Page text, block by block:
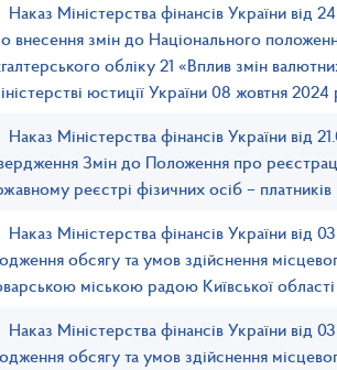
Наказ Міністерства фінансів України
внесення змін до Національного
обліку 21 «Вплив змін
юстиції України 08 жовтня
Наказ Міністерства фінансів України
Змін до Положення про
реєстрі фізичних осіб – платників
Наказ Міністерства фінансів України
обсягу та умов здійснення
міською радою Київської
Наказ Міністерства фінансів України
обсягу та умов здійснення